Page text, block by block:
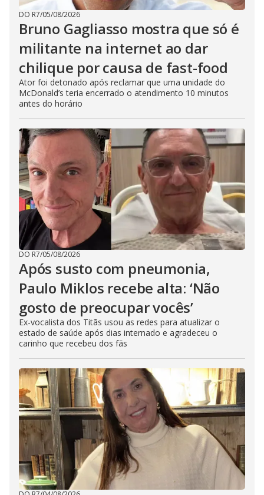
DO R7/05/08/2026
Bruno Gagliasso mostra que só é
militante na internet ao dar
chilique por causa de fast-food
Ator foi detonado após reclamar que uma unidade do
McDonald’s teria encerrado o atendimento 10 minutos
antes do horário
DO R7/05/08/2026
Após susto com pneumonia,
Paulo Miklos recebe alta: ‘Não
gosto de preocupar vocês’
Ex-vocalista dos Titãs usou as redes para atualizar o
estado de saúde após dias internado e agradeceu o
carinho que recebeu dos fãs